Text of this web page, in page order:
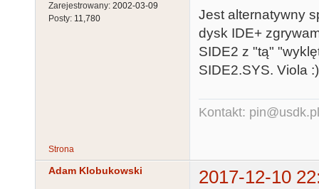
Zarejestrowany: 2002-03-09
Posty: 11,780
Jest alternatywny
dysk IDE+
SIDE2 z "tą"
SIDE2.SYS. Viola :)
Kontakt: pin@usdk.pl
Strona
Adam Klobukowski 2017-12-10